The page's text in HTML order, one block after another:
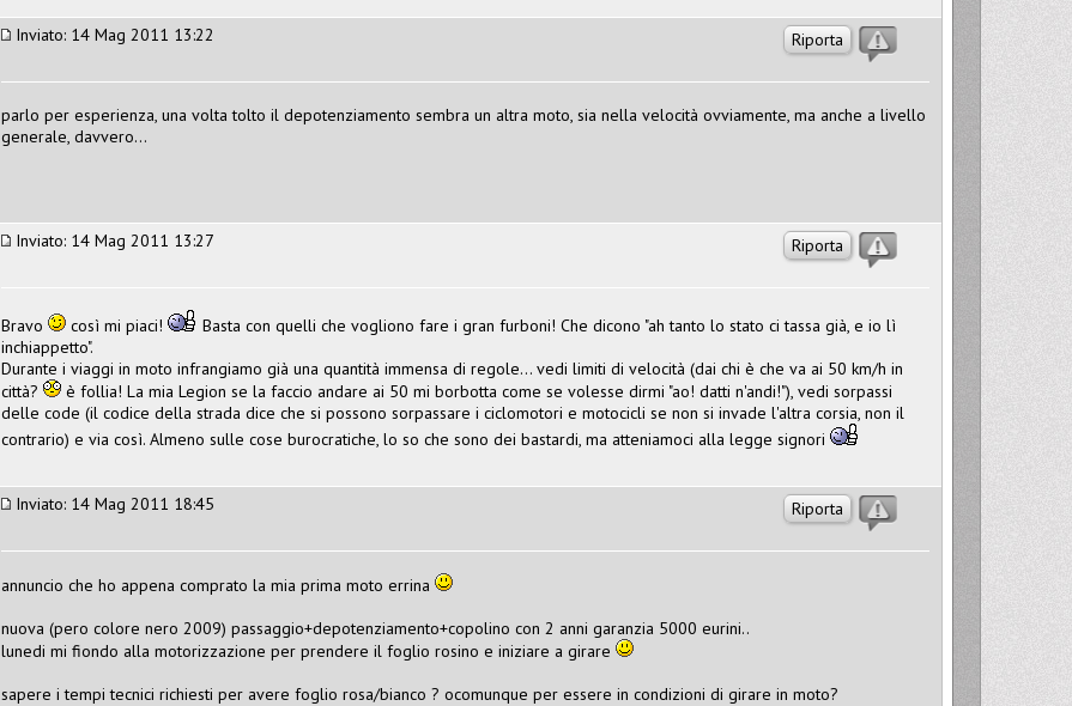
Riporta
Inviato: 14 Mag 2011 13:22
parlo per esperienza, una volta tolto il depotenziamento sembra un altra moto, sia nella velocità ovviamente, ma anche a livello
generale, davvero...
Riporta
Inviato: 14 Mag 2011 13:27
Bravo così mi piaci!
Basta con quelli che vogliono fare i gran furboni! Che dicono "ah tanto lo stato ci tassa già, e io lì
inchiappetto".
Durante i viaggi in moto infrangiamo già una quantità immensa di regole... vedi limiti di velocità (dai chi è che va ai 50 km/h in
città?
è follia! La mia Legion se la faccio andare ai 50 mi borbotta come se volesse dirmi "ao! datti n'andi!"), vedi sorpassi
delle code (il codice della strada dice che si possono sorpassare i ciclomotori e motocicli se non si invade l'altra corsia, non il
contrario) e via così. Almeno sulle cose burocratiche, lo so che sono dei bastardi, ma atteniamoci alla legge signori
Riporta
Inviato: 14 Mag 2011 18:45
annuncio che ho appena comprato la mia prima moto errina
nuova (pero colore nero 2009) passaggio+depotenziamento+copolino con 2 anni garanzia 5000 eurini..
lunedi mi fiondo alla motorizzazione per prendere il foglio rosino e iniziare a girare
sapere i tempi tecnici richiesti per avere foglio rosa/bianco ? ocomunque per essere in condizioni di girare in moto?